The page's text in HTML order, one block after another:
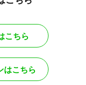
こちら
はこちら